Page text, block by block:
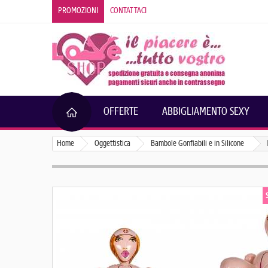
PROMOZIONI CONTATTACI
OFFERTE ABBIGLIAMENTO SEXY
Home Oggettistica Bambole Gonfiabili e in Silicone